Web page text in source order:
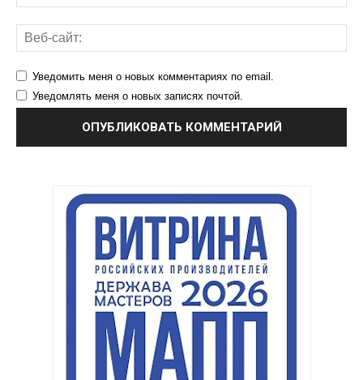
Уведомить меня о новых комментариях по email.
Уведомлять меня о новых записях почтой.